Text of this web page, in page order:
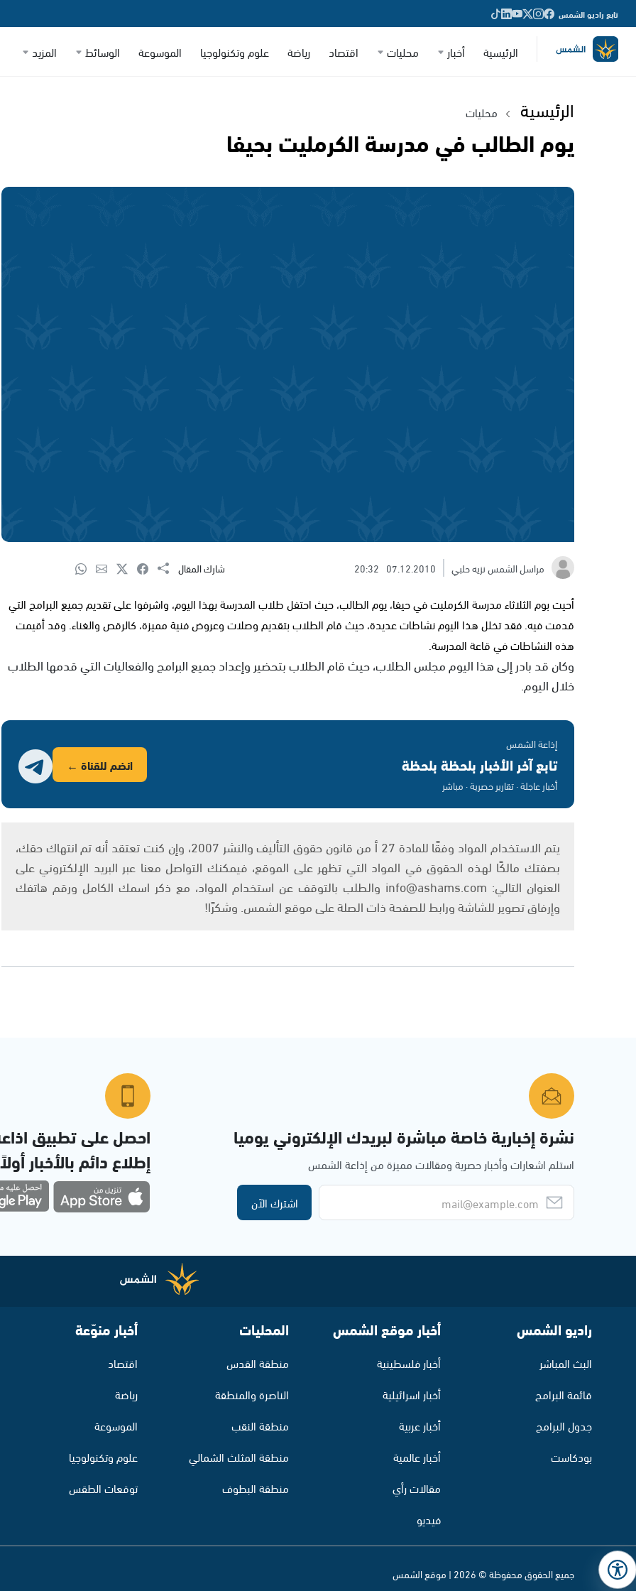
تابع راديو الشمس
الرئيسية أخبار محليات اقتصاد رياضة علوم وتكنولوجيا الموسوعة الوسائط المزيد
الرئيسية محليات
يوم الطالب في مدرسة الكرمليت بحيفا
مراسل الشمس نزيه حلبي 07.12.2010
20:32 شارك المقال
أحيت بوم الثلاثاء مدرسة الكرمليت في حيفا، يوم الطالب، حيث احتفل طلاب المدرسة بهذا اليوم، واشرفوا على تقديم جميع البرامج التي
قدمت فيه. فقد تخلل هذا اليوم نشاطات عديدة، حيث قام الطلاب بتقديم وصلات وعروض فنية مميزة، كالرقص والغناء. وقد أقيمت
هذه النشاطات في قاعة المدرسة.
وكان قد بادر إلى هذا اليوم مجلس الطلاب، حيث قام الطلاب بتحضير وإعداد جميع البرامج والفعاليات التي قدمها الطلاب
خلال اليوم.
إذاعة الشمس
تابع آخر الأخبار بلحظة بلحظة
أخبار عاجلة · تقارير حصرية · مباشر
انضم للقناة ←
يتم الاستخدام المواد وفقًا للمادة 27 أ من قانون حقوق التأليف والنشر 2007، وإن كنت تعتقد أنه تم انتهاك حقك،
بصفتك مالكًا لهذه الحقوق في المواد التي تظهر على الموقع، فيمكنك التواصل معنا عبر البريد الإلكتروني على
العنوان التالي: info@ashams.com والطلب بالتوقف عن استخدام المواد، مع ذكر اسمك الكامل ورقم هاتفك
وإرفاق تصوير للشاشة ورابط للصفحة ذات الصلة على موقع الشمس. وشكرًا!
نشرة إخبارية خاصة مباشرة لبريدك الإلكتروني يوميا
استلم اشعارات وأخبار حصرية ومقالات مميزة من إذاعة الشمس
اشترك الآن
احصل على تطبيق
إطلاع دائم بالأخبار
راديو الشمس
البث المباشر
قائمة البرامج
جدول البرامج
بودكاست
أخبار موقع الشمس
أخبار فلسطينية
أخبار اسرائيلية
أخبار عربية
أخبار عالمية
مقالات رأي
فيديو
المحليات
منطقة القدس
الناصرة والمنطقة
منطقة النقب
منطقة المثلث الشمالي
منطقة البطوف
أخبار منوّعة
اقتصاد
رياضة
الموسوعة
علوم وتكنولوجيا
توقعات الطقس
جميع الحقوق محفوظة © 2026 | موقع الشمس